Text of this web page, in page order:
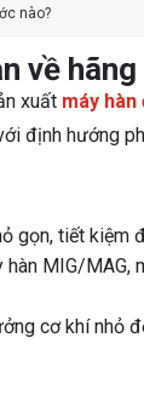
nào?
về
xuất máy
định hướng
gọn, tiết kiệm
MIG/MAG,
cơ khí nhỏ